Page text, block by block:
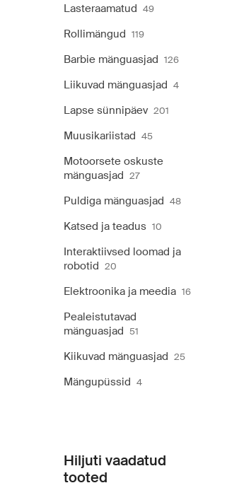
Lasteraamatud 49
Rollimängud 119
Barbie mänguasjad 126
Liikuvad mänguasjad 4
Lapse sünnipäev 201
Muusikariistad 45
Motoorsete oskuste
mänguasjad 27
Puldiga mänguasjad 48
Katsed ja teadus 10
Interaktiivsed loomad ja
robotid 20
Elektroonika ja meedia 16
Pealeistutavad
mänguasjad 51
Kiikuvad mänguasjad 25
Mängupüssid 4
Hiljuti vaadatud
tooted